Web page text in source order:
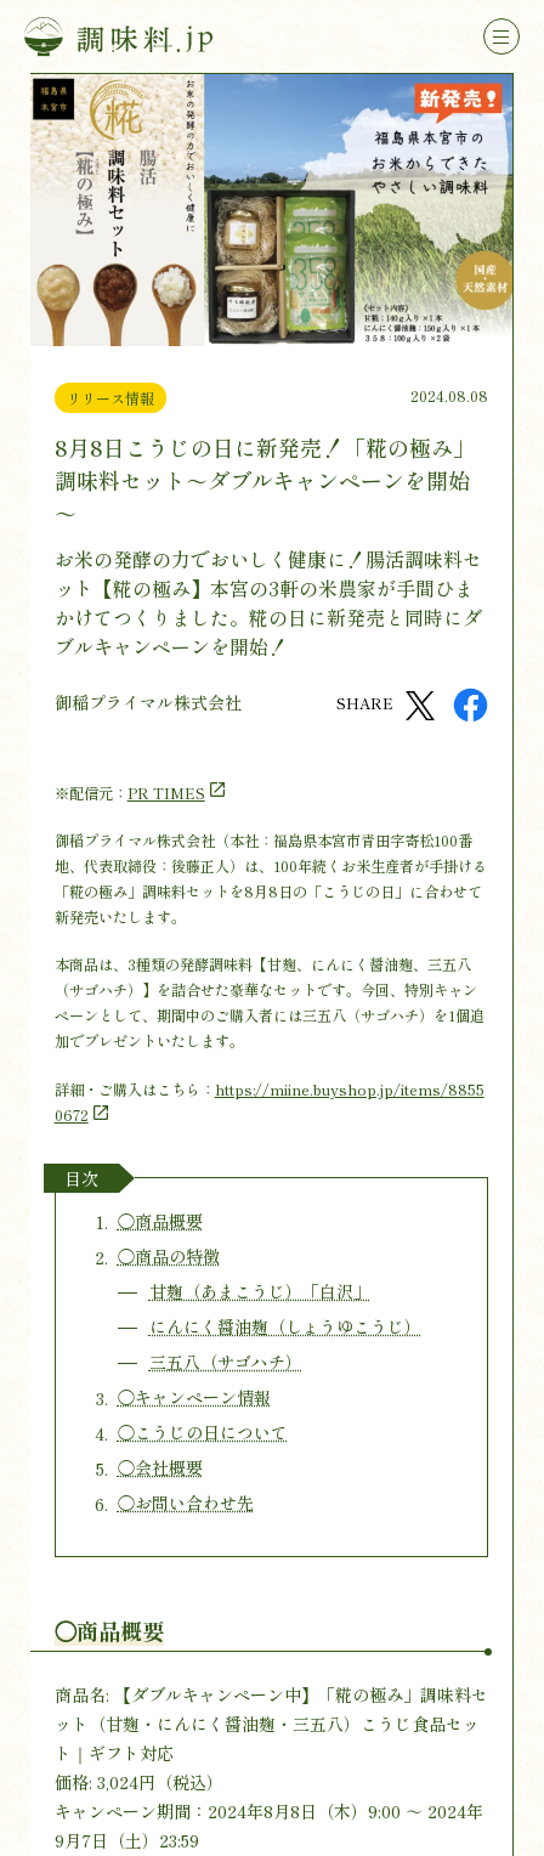
リリース情報 2024.08.08
8月8日こうじの日に新発売！「糀の極み」
調味料セット～ダブルキャンペーンを開始
～
お米の発酵の力でおいしく健康に！腸活調味料セ
ット【糀の極み】本宮の3軒の米農家が手間ひま
かけてつくりました。糀の日に新発売と同時にダ
ブルキャンペーンを開始！
御稲プライマル株式会社 SHARE
※配信元： PR TIMES
御稲プライマル株式会社（本社：福島県本宮市青田字寄松100番
地、代表取締役：後藤正人）は、100年続くお米生産者が手掛ける
「糀の極み」調味料セットを8月8日の「こうじの日」に合わせて
新発売いたします。
本商品は、3種類の発酵調味料【甘麹、にんにく醤油麹、三五八
（サゴハチ）】を詰合せた豪華なセットです。今回、特別キャン
ペーンとして、期間中のご購入者には三五八（サゴハチ）を1個追
加でプレゼントいたします。
詳細・ご購入はこちら： https://miine.buyshop.jp/items/8855
0672
目次
◯商品概要
◯商品の特徴
甘麹（あまこうじ）「白沢」
にんにく醤油麹（しょうゆこうじ）
三五八（サゴハチ）
◯キャンペーン情報
◯こうじの日について
◯会社概要
◯お問い合わせ先
◯商品概要
商品名: 【ダブルキャンペーン中】「糀の極み」調味料セ
ット（甘麹・にんにく醤油麹・三五八）こうじ食品セッ
ト｜ギフト対応
価格: 3,024円（税込）
キャンペーン期間：2024年8月8日（木）9:00 ～ 2024年
9月7日（土）23:59